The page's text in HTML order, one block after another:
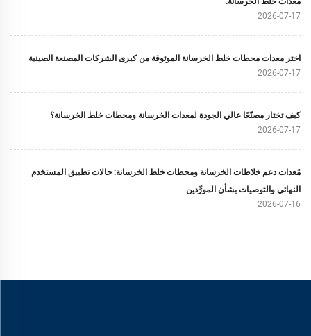
2026-07-17
اختر معدات محطات خلط الخرسانة الموثوقة من كبرى الشركات المصنعة الصينية
2026-07-17
كيف تختار مصنّعًا عالي الجودة لمعدات الخرسانة ومحطات خلط الخرسانة؟
2026-07-17
مُعدات دعم خلاطات الخرسانة ومحطات خلط الخرسانة: حالات تطبيق المستخدم
النهائي والتوصيات بشأن المورِّدين
2026-07-16